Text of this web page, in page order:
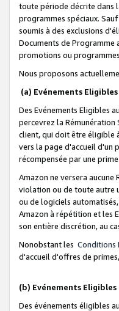
toute période décrite dans
programmes spéciaux.
soumis à des exclusions
Documents de Programme
promotions ou
Nous proposons
(a) Evénements
Des Evénements Eligibles
percevrez la Rémunération
client, qui doit être éligible
vers la page d'accueil d'un
récompensée par une
Amazon ne versera
violation ou de toute autre
ou de logiciels
Amazon à répétition et les
son entière discrétion, au
Nonobstant les Conditions
d'accueil d'offres de
(b) Evénements Eligibles
Des événements éligibles